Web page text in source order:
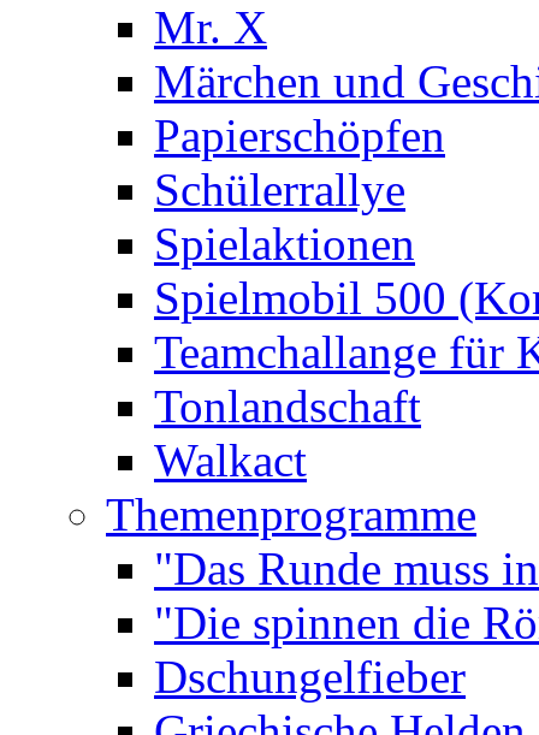
Mr. X
Märchen und
Papierschöpfen
Schülerrallye
Spielaktionen
Spielmobil 500
Teamchallange für
Tonlandschaft
Walkact
Themenprogramme
"Das Runde muss
"Die spinnen die
Dschungelfieber